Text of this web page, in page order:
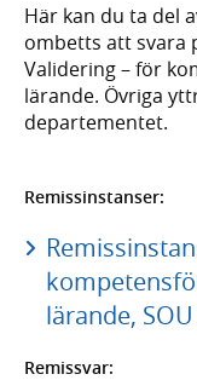
Här kan du ta del
ombetts att svara
Validering – för
lärande. Övriga
departementet.
Remissinstanser:
lärande,
Remissvar: